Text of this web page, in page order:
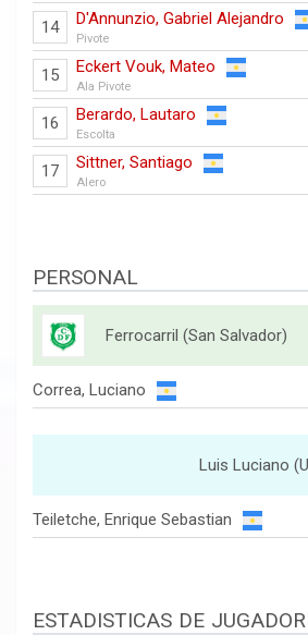
14 D'Annunzio, Gabriel Alejandro
Pivote
15 Eckert Vouk, Mateo
Ala Pivote
16 Berardo, Lautaro
Escolta
17 Sittner, Santiago
Alero
PERSONAL
Ferrocarril (San Salvador)
Correa, Luciano
Luis Luciano
Teiletche, Enrique Sebastian
ESTADISTICAS DE